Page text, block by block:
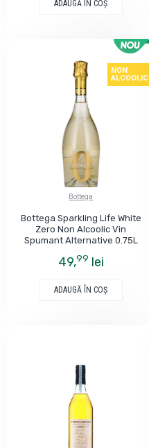
ADAUGĂ ÎN COŞ
NON
ALCOOLIC
Bottega
Bottega Sparkling Life White
Zero Non Alcoolic Vin
Spumant Alternative 0.75L
49,99 lei
ADAUGĂ ÎN COŞ